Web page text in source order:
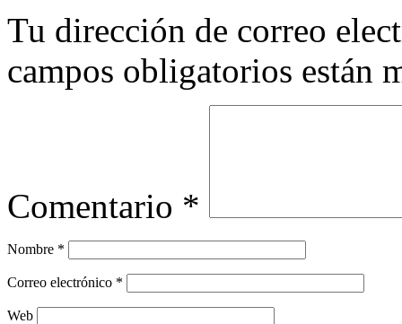
Tu dirección de correo
campos obligatorios están
Comentario *
Nombre *
Correo electrónico *
Web